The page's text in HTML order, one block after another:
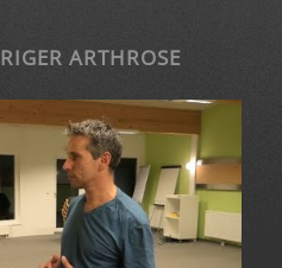
ARTHROSE